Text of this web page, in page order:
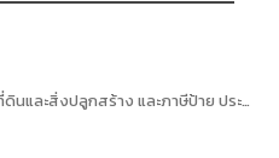
นและสิ่งปลูกสร้าง และภาษีป้าย ประ…